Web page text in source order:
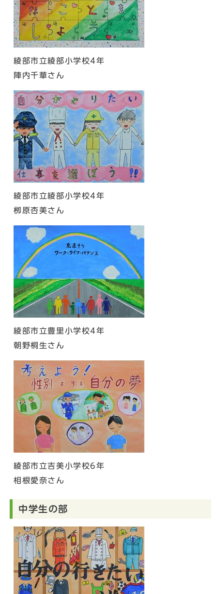
綾部市立綾部小学校4年
陣内千華さん
綾部市立綾部小学校4年
栁原杏美さん
綾部市立豊里小学校4年
朝野桐生さん
綾部市立吉美小学校6年
相根愛奈さん
中学生の部